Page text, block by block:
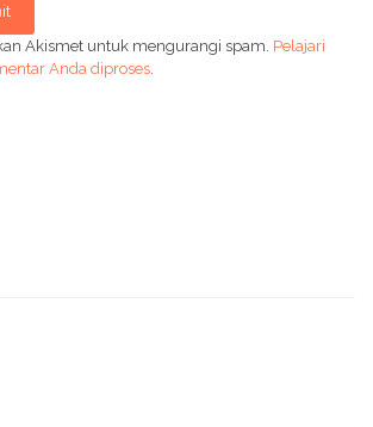
Akismet untuk mengurangi spam. Pelajari
Anda diproses